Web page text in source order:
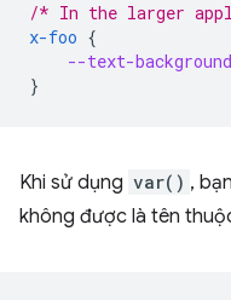
/* In the larger
x-foo {
--text-background
}
Khi sử dụng var() ,
không được là tên